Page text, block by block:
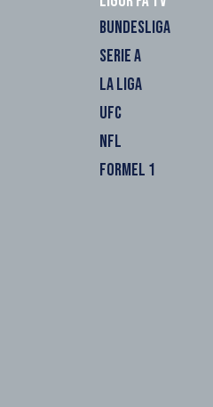
BUNDESLIGA
SERIE A
LA LIGA
UFC
NFL
FORMEL 1